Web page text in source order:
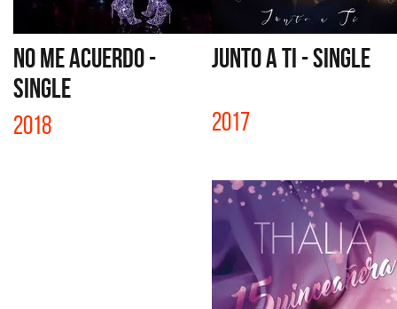
NO ME ACUERDO -
SINGLE
2018
JUNTO A TI - SINGLE
2017